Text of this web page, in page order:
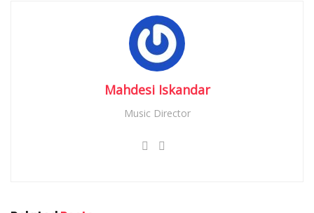
Kehadiran Nicky Astria dalam Exclusive Show by HM
Entertainment sekaligus untuk menjawab kerinduan warga
dan penggemar Nicky Astria di Kota Bandung dan
sekitarnya. “Dari berbagai postingan di media sosial, tertera
penggemar dan warga Bandung ingin dihibur oleh artis
kebanggaan, yang memang asli lahir dan besar di Bandung.
Nicky Astria. Ada sentimentil dan emosi di show ini,” tutur
Mahdesi Iskandar
Music Director